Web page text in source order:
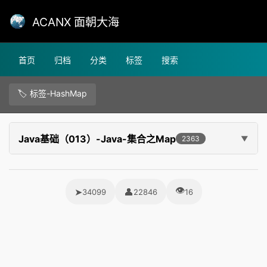
ACANX 面朝大海
首页 归档 分类 标签 搜索
🏷️ 标签-HashMap
Java基础（013）-Java-集合之Map 2363
➤34099 👤22846 👁16